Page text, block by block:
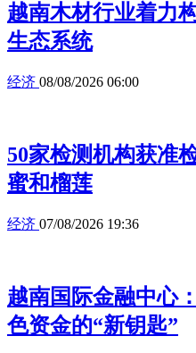
越南木材行业着力
生态系统
经济 08/08/2026 06:00
50家检测机构获准
蜜和榴莲
经济 07/08/2026 19:36
越南国际金融中心
色资金的“新钥匙”